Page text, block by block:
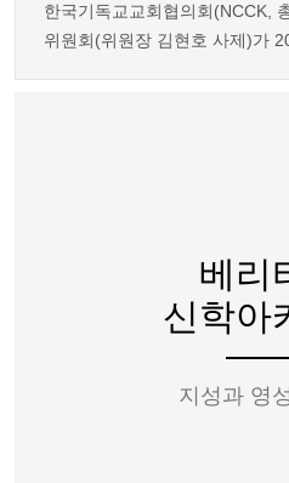
한국기독교교회협의회(NCCK,
위원회(위원장 김현호 사제)가
베리
신학아
지성과 영